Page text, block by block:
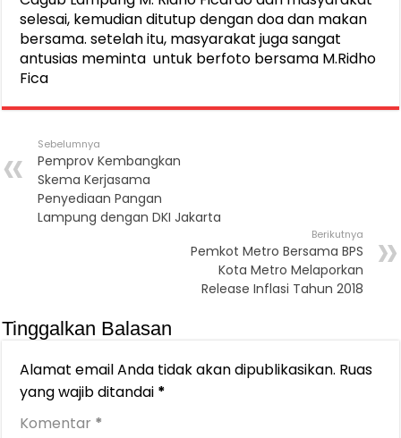
selesai, kemudian ditutup dengan doa dan makan
bersama. setelah itu, masyarakat juga sangat
antusias meminta untuk berfoto bersama M.Ridho
Fica
Sebelumnya
Pemprov Kembangkan
Skema Kerjasama
Penyediaan Pangan
Lampung dengan DKI Jakarta
Berikutnya
Pemkot Metro Bersama BPS
Kota Metro Melaporkan
Release Inflasi Tahun 2018
Tinggalkan Balasan
Alamat email Anda tidak akan dipublikasikan. Ruas
yang wajib ditandai *
Komentar *